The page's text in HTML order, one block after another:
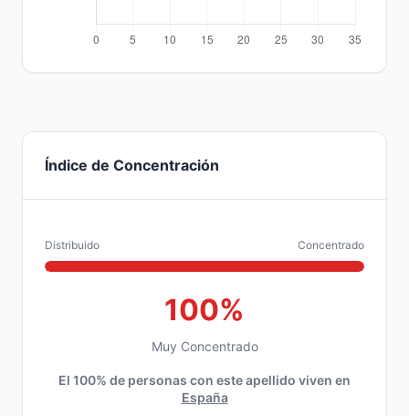
Índice de Concentración
Distribuido Concentrado
100%
Muy Concentrado
El 100% de personas con este apellido viven en
España